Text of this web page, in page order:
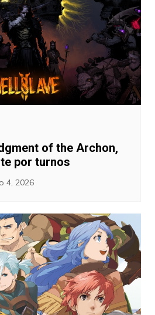
of the Archon,
por turnos
4, 2026